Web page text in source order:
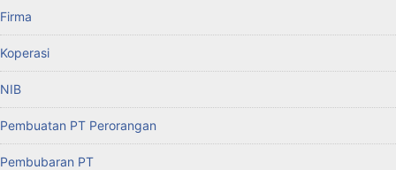
Firma
Koperasi
NIB
Pembuatan PT Perorangan
Pembubaran PT